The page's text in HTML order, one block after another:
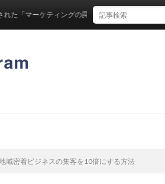
ーケティングの罠」とは
域密着ビジネスの集客を10倍にする方法